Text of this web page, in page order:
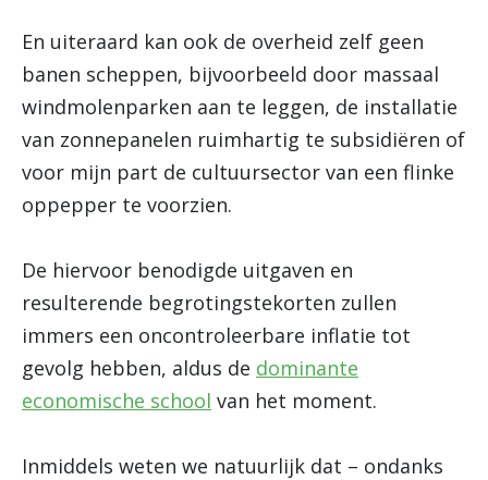
En uiteraard kan ook de overheid zelf geen
banen scheppen, bijvoorbeeld door massaal
windmolenparken aan te leggen, de installatie
van zonnepanelen ruimhartig te subsidiëren of
voor mijn part de cultuursector van een flinke
oppepper te voorzien.
De hiervoor benodigde uitgaven en
resulterende begrotingstekorten zullen
immers een oncontroleerbare inflatie tot
gevolg hebben, aldus de dominante
economische school van het moment.
Inmiddels weten we natuurlijk dat – ondanks